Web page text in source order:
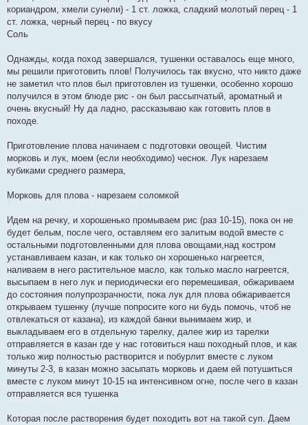
кориандром, хмели сунели) - 1 ст. ложка, сладкий молотый перец - 1
ст. ложка, черный перец - по вкусу
Соль
Однажды, когда поход завершался, тушенки оставалось еще много,
мы решили приготовить плов! Получилось так вкусно, что никто даже
не заметил что плов был приготовлен из тушенки, особенно хорошо
получился в этом блюде рис - он был рассыпчатый, ароматный и
очень вкусный! Ну да ладно, рассказываю как готовить плов в
походе.
Приготовление плова начинаем с подготовки овощей. Чистим
морковь и лук, моем (если необходимо) чеснок. Лук нарезаем
кубиками среднего размера,
Морковь для плова - нарезаем соломкой
Идем на речку, и хорошенько промываем рис (раз 10-15), пока он не
будет белым, после чего, оставляем его залитым водой вместе с
остальными подготовленными для плова овощами,над костром
устанавливаем казан, и как только он хорошенько нагреется,
наливаем в него растительное масло, как только масло нагреется,
высыпаем в него лук и периодически его перемешивая, обжариваем
до состояния полупрозрачности, пока лук для плова обжаривается
открываем тушенку (лучше попросите кого ни будь помочь, чтоб не
отвлекаться от казана), из каждой банки вынимаем жир, и
выкладываем его в отдельную тарелку, далее жир из тарелки
отправляется в казан где у нас готовиться наш походный плов, и как
только жир полностью растворится и побурлит вместе с луком
минуты 2-3, в казан можно засыпать морковь и даем ей потушиться
вместе с луком минут 10-15 на интенсивном огне, после чего в казан
отправляется вся тушенка
Которая после растворения будет походить вот на такой суп. Даем